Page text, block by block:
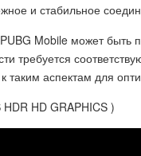
и стабильное
Mobile может
требуется
таким аспектам для
HD GRAPHICS )